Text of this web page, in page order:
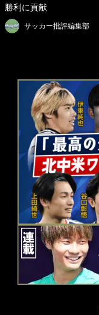
勝利に貢献
サッカー批評編集部